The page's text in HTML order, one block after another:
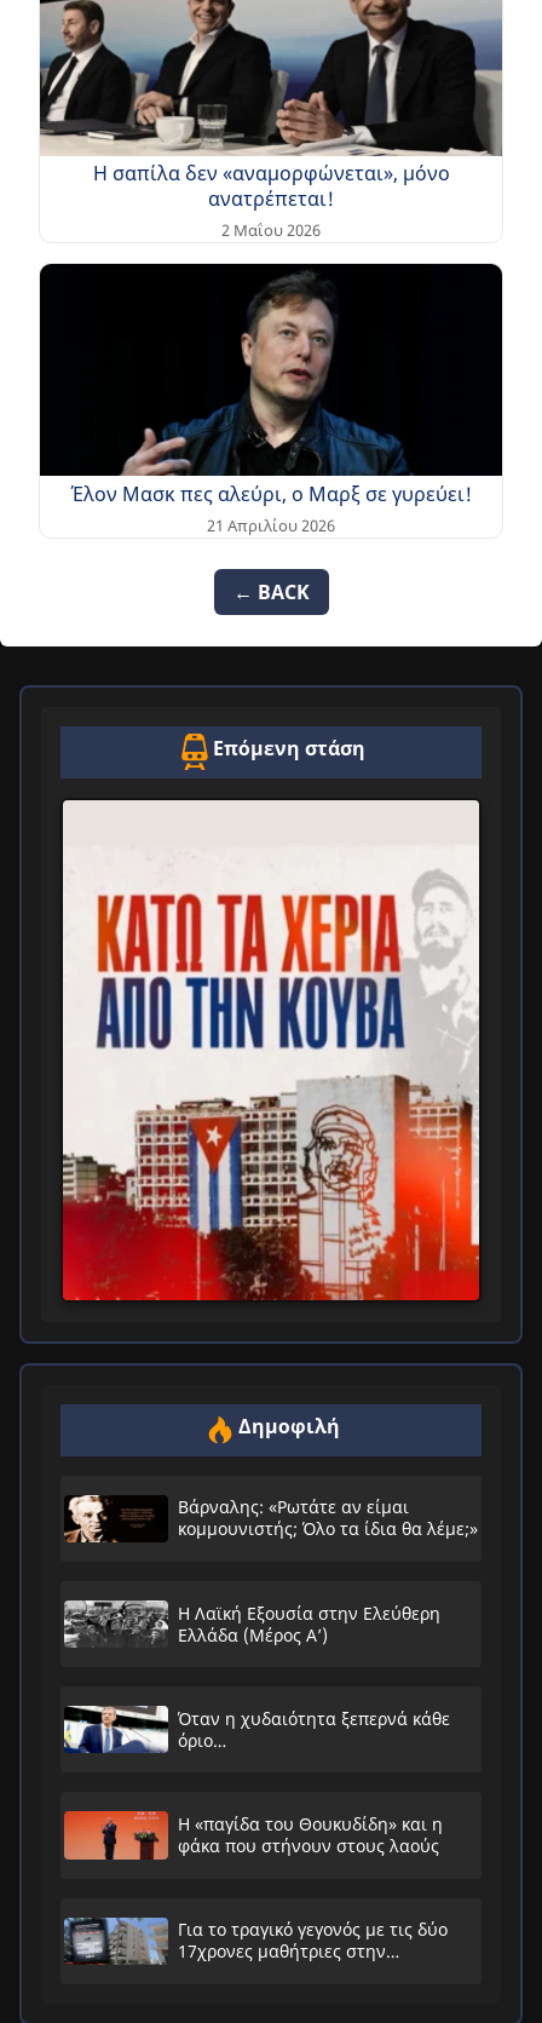
Η σαπίλα δεν «αναμορφώνεται», μόνο
ανατρέπεται!
2 Μαΐου 2026
Έλον Μασκ πες αλεύρι, ο Μαρξ σε γυρεύει!
21 Απριλίου 2026
← BACK
Επόμενη στάση
Δημοφιλή
Βάρναλης: «Ρωτάτε αν είμαι
κομμουνιστής; Όλο τα ίδια θα λέμε;»
Η Λαϊκή Εξουσία στην Ελεύθερη
Ελλάδα (Μέρος Α’)
Όταν η χυδαιότητα ξεπερνά κάθε
όριο…
Η «παγίδα του Θουκυδίδη» και η
φάκα που στήνουν στους λαούς
Για το τραγικό γεγονός με τις δύο
17χρονες μαθήτριες στην